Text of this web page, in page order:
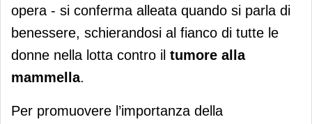
opera - si conferma alleata quando si parla di
benessere, schierandosi al fianco di tutte le
donne nella lotta contro il tumore alla
mammella.
Per promuovere l’importanza della